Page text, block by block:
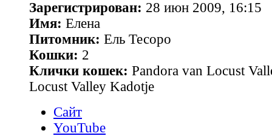
Зарегистрирован: 28 июн 2009, 16:15
Имя: Елена
Питомник: Ель Тесоро
Кошки: 2
Клички кошек: Pandora van Locust
Locust Valley Kadotje
Сайт
YouTube